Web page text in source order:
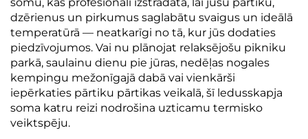
dzērienus un pirkumus saglabātu svaigus un ideālā
temperatūrā — neatkarīgi no tā, kur jūs dodaties
piedzīvojumos. Vai nu plānojat relaksējošu pikniku
parkā, saulainu dienu pie jūras, nedēļas nogales
kempingu mežonīgajā dabā vai vienkārši
iepērkaties pārtiku pārtikas veikalā, šī ledusskapja
soma katru reizi nodrošina uzticamu termisko
veiktspēju.